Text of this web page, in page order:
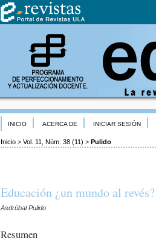
INICIO ACERCA DE INICIAR SESIÓN
Inicio > Vol. 11, Núm. 38 (11) > Pulido
Educación ¿un mundo al revés?
Asdrúbal Pulido
Resumen